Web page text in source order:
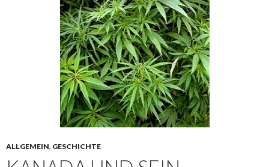
ALLGEMEIN, GESCHICHTE